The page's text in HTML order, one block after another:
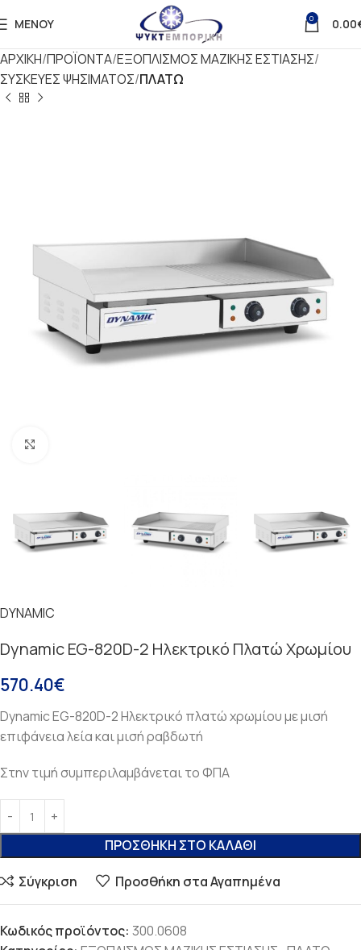
ΜΕΝΟΎ 0 0.00
ΑΡΧΙΚΗ ΠΡΟΪΟΝΤΑ ΕΞΟΠΛΙΣΜΟΣ ΜΑΖΙΚΗΣ ΕΣΤΙΑΣΗΣ
ΣΥΣΚΕΥΕΣ ΨΗΣΙΜΑΤΟΣ ΠΛΑΤΩ
DYNAMIC
Dynamic EG-820D-2 Ηλεκτρικό Πλατώ Χρωμίου
570.40€
Dynamic EG-820D-2 Ηλεκτρικό πλατώ χρωμίου με μισή
επιφάνεια λεία και μισή ραβδωτή
Στην τιμή συμπεριλαμβάνεται το ΦΠΑ
ΠΡΟΣΘΉΚΗ ΣΤΟ ΚΑΛΆΘΙ
Σύγκριση Προσθήκη στα Αγαπημένα
Κωδικός προϊόντος: 300.0608